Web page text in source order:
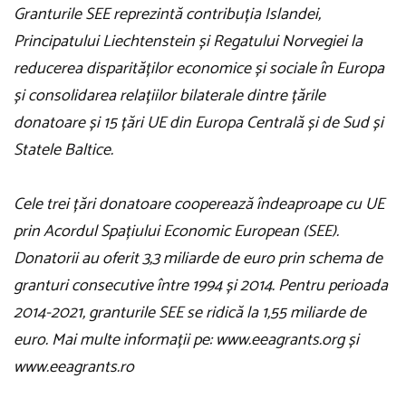
Granturile SEE reprezintă contribuția Islandei,
Principatului Liechtenstein și Regatului Norvegiei la
reducerea disparităților economice și sociale în Europa
și consolidarea relațiilor bilaterale dintre țările
donatoare și 15 țări UE din Europa Centrală și de Sud și
Statele Baltice.
Cele trei țări donatoare cooperează îndeaproape cu UE
prin Acordul Spațiului Economic European (SEE).
Donatorii au oferit 3,3 miliarde de euro prin schema de
granturi consecutive între 1994 și 2014. Pentru perioada
2014-2021, granturile SEE se ridică la 1,55 miliarde de
euro. Mai multe informații pe: www.eeagrants.org și
www.eeagrants.ro